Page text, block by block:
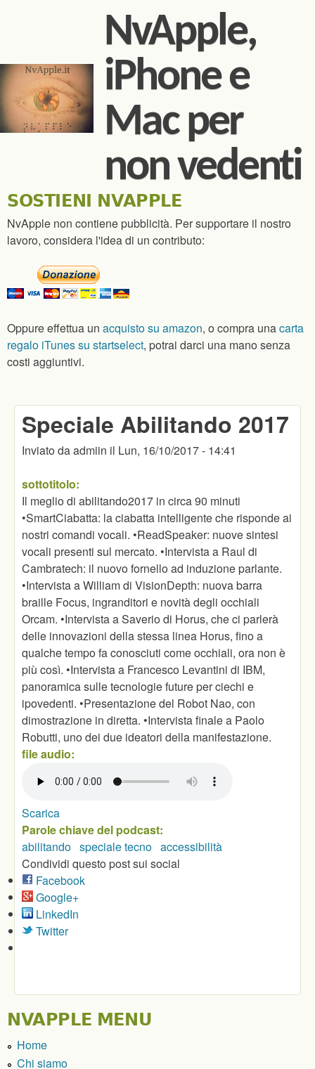
Salta al contenuto
principale
NvApple,
iPhone e
Mac per
non vedenti
SOSTIENI NVAPPLE
NvApple non contiene pubblicità. Per supportare il nostro
lavoro, considera l'idea di un contributo:
Oppure effettua un acquisto su amazon, o compra unacarta
regalo iTunes su startselect, potrai darci una mano senza
costi aggiuntivi.
Speciale Abilitando 2017
Inviato daadmiin il Lun, 16/10/2017 - 14:41
sottotitolo:
Il meglio di abilitando2017 in circa 90 minuti
•SmartCiabatta: la ciabatta intelligente che risponde ai
nostri comandi vocali. •ReadSpeaker: nuove sintesi
vocali presenti sul mercato. •Intervista a Raul di
Cambratech: il nuovo fornello ad induzione parlante.
•Intervista a William di VisionDepth: nuova barra
braille Focus, ingranditori e novità degli occhiali
Orcam. •Intervista a Saverio di Horus, che ci parlerà
delle innovazioni della stessa linea Horus, fino a
qualche tempo fa conosciuti come occhiali, ora non è
più così. •Intervista a Francesco Levantini di IBM,
panoramica sulle tecnologie future per ciechi e
ipovedenti. •Presentazione del Robot Nao, con
dimostrazione in diretta. •Intervista finale a Paolo
Robutti, uno dei due ideatori della manifestazione.
file audio:
Scarica
Parole chiave del podcast:
abilitando speciale tecno accessibilità
Condividi questo post sui social
Facebook
Google+
LinkedIn
Twitter
NVAPPLE MENU
Home
Chi siamo